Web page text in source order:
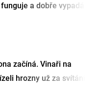
a dobře vypadá
začíná. Vinaři na
hrozny už za svítání